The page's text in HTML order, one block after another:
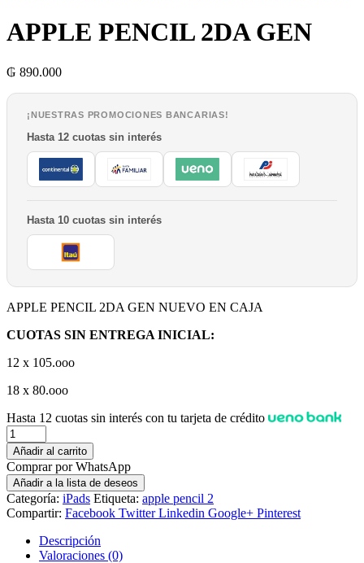
original
era:
APPLE PENCIL 2DA GEN
₲ 890.000
¡NUESTRAS PROMOCIONES BANCARIAS!
Hasta 12 cuotas sin interés
Hasta 10 cuotas sin interés
APPLE PENCIL 2DA GEN NUEVO EN CAJA
CUOTAS SIN ENTREGA INICIAL:
12 x 105.ooo
18 x 80.ooo
Hasta 12 cuotas sin interés con tu tarjeta de crédito
Cantidad
Añadir al carrito
Comprar por WhatsApp
Añadir a la lista de deseos
Categoría: iPads Etiqueta: apple pencil 2
Compartir: Facebook Twitter Linkedin Google+ Pinterest
Descripción
Valoraciones (0)